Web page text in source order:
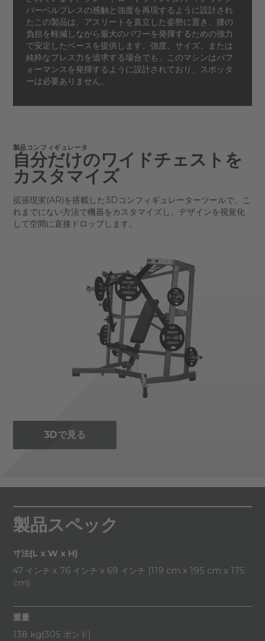
バーベルプレスの感触と強度を再現するように設計され
たこの製品は、アスリートを直立した姿勢に置き、腰の
負担を軽減しながら最大のパワーを発揮するための強力
で安定したベースを提供します。強度、サイズ、または
純粋なプレス力を追求する場合でも、このマシンはパフ
ォーマンスを発揮するように設計されており、スポッタ
ーは必要ありません。
製品コンフィギュレータ
自分だけのワイドチェストを
カスタマイズ
拡張現実(AR)を搭載した3Dコンフィギュレーターツールで、こ
れまでにない方法で機器をカスタマイズし、デザインを視覚化
して空間に直接ドロップします。
3Dで見る
製品スペック
寸法(L x W x H)
47 インチ x 76 インチ x 69 インチ (119 cm x 195 cm x 175
cm)
重量
138 kg(305 ポンド)